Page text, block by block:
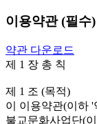
이용약관 (필수)
약관 다운로드
제 1 장 총 칙
제 1 조 (목적)
이 이용약관(이하
불교문화사업단(